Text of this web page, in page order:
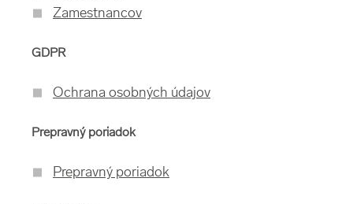
Zamestnancov
GDPR
Ochrana osobných údajov
Prepravný poriadok
Prepravný poriadok